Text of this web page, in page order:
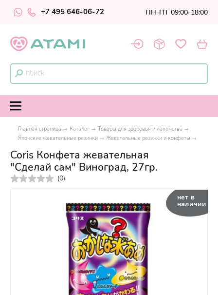
+7 495 646-06-72 ПН-ПТ 09:00-18:00
Главная страница Каталог
Товары для здоровья и лакомства
Японские жевательные резинки
Жевательные резинки и конфеты
Coris Конфета жевательная
"Сделай сам" Виноград, 27гр.
(0)
нет в
наличии